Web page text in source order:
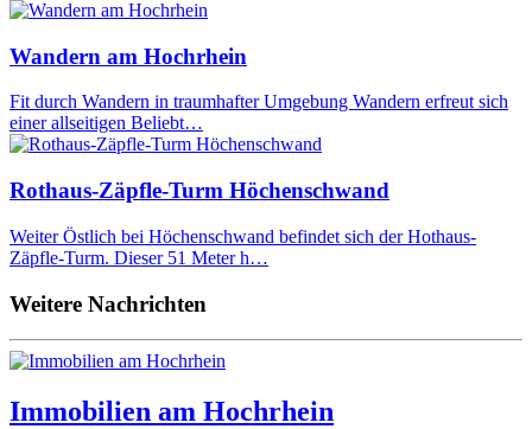
Wandern am Hochrhein
Fit durch Wandern in traumhafter Umgebung Wandern erfreut sich
einer allseitigen Beliebt…
Rothaus-Zäpfle-Turm Höchenschwand
Weiter Östlich bei Höchenschwand befindet sich der Hothaus-
Zäpfle-Turm. Dieser 51 Meter h…
Weitere Nachrichten
Immobilien am Hochrhein